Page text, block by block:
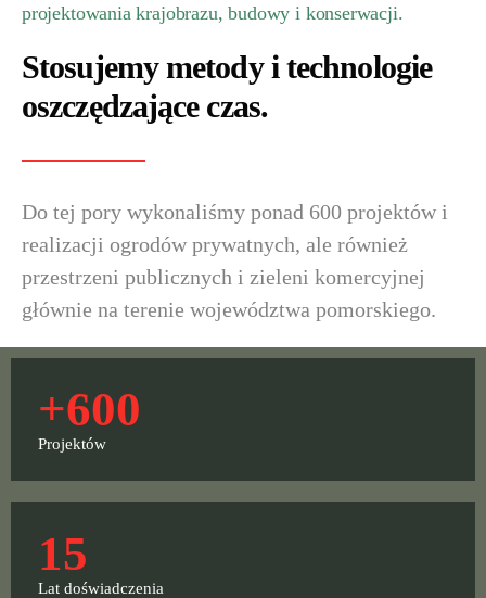
projektowania krajobrazu, budowy i konserwacji.
Stosujemy metody i technologie
oszczędzające czas.
Do tej pory wykonaliśmy ponad 600 projektów i
realizacji ogrodów prywatnych, ale również
przestrzeni publicznych i zieleni komercyjnej
głównie na terenie województwa pomorskiego.
Projektów
+600
Lat doświadczenia
15